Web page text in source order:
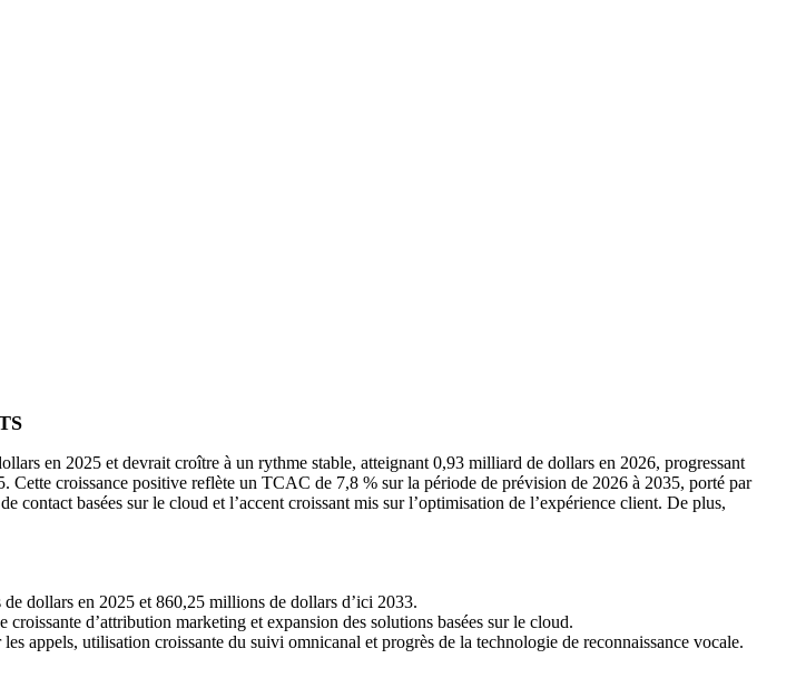
en 2025 et devrait croître à un rythme stable, atteignant 0,93 milliard de dollars en 2026, progressant
croissance positive reflète un TCAC de 7,8 % sur la période de prévision de 2026 à 2035, porté par
contact basées sur le cloud et l’accent croissant mis sur l’optimisation de l’expérience client. De plus,
dollars en 2025 et 860,25 millions de dollars d’ici 2033.
d’attribution marketing et expansion des solutions basées sur le cloud.
appels, utilisation croissante du suivi omnicanal et progrès de la technologie de reconnaissance vocale.